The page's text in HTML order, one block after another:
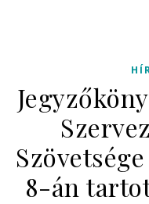
8-án